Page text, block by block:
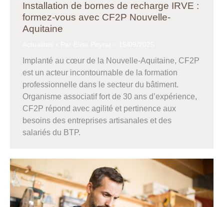
Installation de bornes de recharge IRVE :
formez-vous avec CF2P Nouvelle-
Aquitaine
Implanté au cœur de la Nouvelle-Aquitaine, CF2P
est un acteur incontournable de la formation
professionnelle dans le secteur du bâtiment.
Organisme associatif fort de 30 ans d’expérience,
CF2P répond avec agilité et pertinence aux
besoins des entreprises artisanales et des
salariés du BTP.